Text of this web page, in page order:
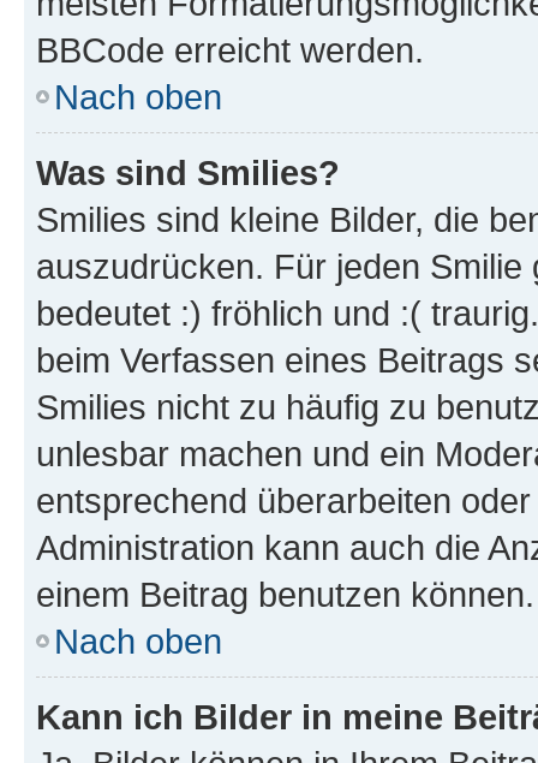
BBCode erreicht werden.
Nach oben
Was sind Smilies?
Smilies sind kleine Bilder, die
auszudrücken. Für jeden
bedeutet :) fröhlich und :(
beim Verfassen eines Beitrags
Smilies nicht zu häufig zu
unlesbar machen und ein
entsprechend überarbeiten
Administration kann auch die
einem Beitrag benutzen können.
Nach oben
Kann ich Bilder in meine